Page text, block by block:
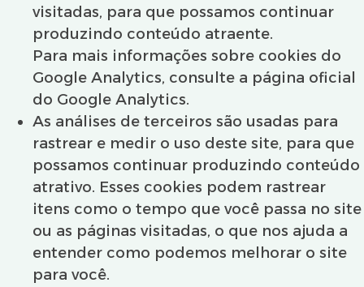
visitadas, para que possamos continuar
produzindo conteúdo atraente.
Para mais informações sobre cookies do
Google Analytics, consulte a página oficial
do Google Analytics.
As análises de terceiros são usadas para
rastrear e medir o uso deste site, para que
possamos continuar produzindo conteúdo
atrativo. Esses cookies podem rastrear
itens como o tempo que você passa no site
ou as páginas visitadas, o que nos ajuda a
entender como podemos melhorar o site
para você.